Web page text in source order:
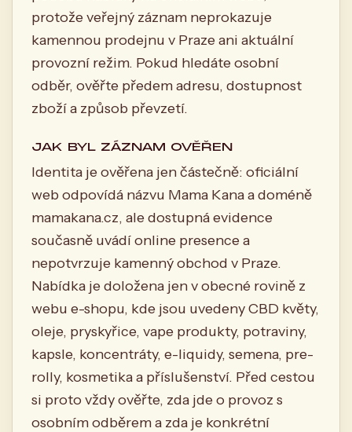
protože veřejný záznam neprokazuje
kamennou prodejnu v Praze ani aktuální
provozní režim. Pokud hledáte osobní
odběr, ověřte předem adresu, dostupnost
zboží a způsob převzetí.
JAK BYL ZÁZNAM OVĚŘEN
Identita je ověřena jen částečně: oficiální
web odpovídá názvu Mama Kana a doméně
mamakana.cz, ale dostupná evidence
současně uvádí online presence a
nepotvrzuje kamenný obchod v Praze.
Nabídka je doložena jen v obecné rovině z
webu e-shopu, kde jsou uvedeny CBD květy,
oleje, pryskyřice, vape produkty, potraviny,
kapsle, koncentráty, e-liquidy, semena, pre-
rolly, kosmetika a příslušenství. Před cestou
si proto vždy ověřte, zda jde o provoz s
osobním odběrem a zda je konkrétní